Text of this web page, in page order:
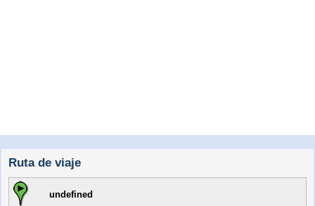
Ruta de viaje
undefined